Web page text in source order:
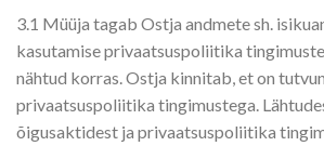
3.1 Müüja tagab Ostja andmete sh.
kasutamise privaatsuspoliitika
nähtud korras. Ostja kinnitab, et on
privaatsuspoliitika tingimustega.
õigusaktidest ja privaatsuspoliitika